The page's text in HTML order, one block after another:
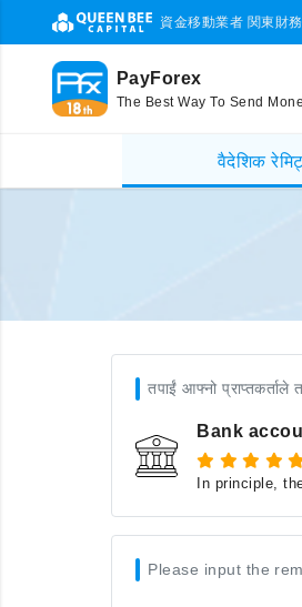
資金移動業者 関東財
PayForex
The Best Way To Send
वैदेशिक
तपाईं आफ्नो प्राप्तकर्ताले
Bank
In principle,
Please input the